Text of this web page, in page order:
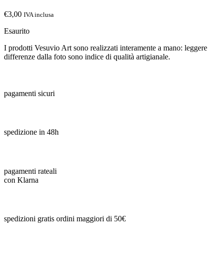
€3,00 IVA inclusa
Esaurito
I prodotti Vesuvio Art sono realizzati interamente a mano: leggere
differenze dalla foto sono indice di qualità artigianale.
pagamenti sicuri
spedizione in 48h
pagamenti rateali
con Klarna
spedizioni gratis ordini maggiori di 50€